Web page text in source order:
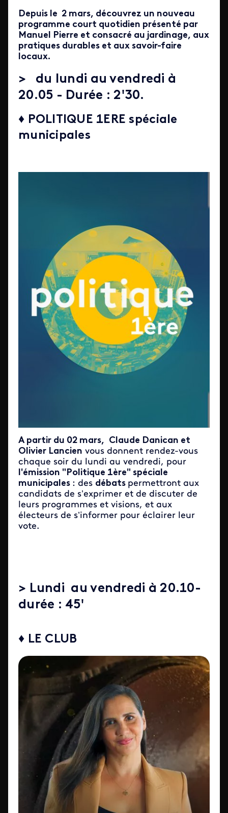
Depuis le 2 mars, découvrez un nouveau
programme court quotidien présenté par
Manuel Pierre et consacré au jardinage, aux
pratiques durables et aux savoir-faire
locaux.
>
du lundi au vendredi à
20.05 - Durée : 2'30.
♦ POLITIQUE 1ERE spéciale
municipales
A partir du 02 mars, Claude Danican et
Olivier Lancien vous donnent rendez-vous
chaque soir du lundi au vendredi, pour
l'émission "Politique 1ère" spéciale
municipales : des débats permettront aux
candidats de s’exprimer et de discuter de
leurs programmes et visions, et aux
électeurs de s’informer pour éclairer leur
vote.
> Lundi au vendredi à 20.10-
durée : 45'
♦ LE CLUB